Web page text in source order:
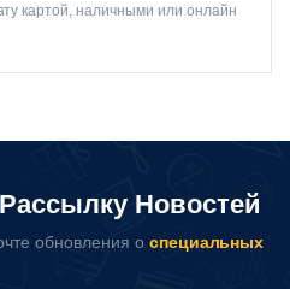
картой, наличными или онлайн
Новостей
обновления о специальных